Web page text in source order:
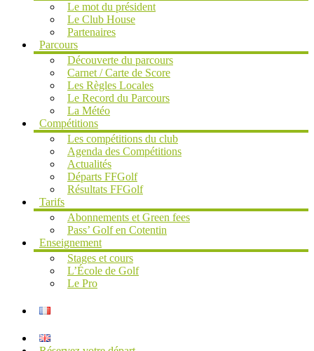
Le mot du président
Le Club House
Partenaires
Parcours
Découverte du parcours
Carnet / Carte de Score
Les Règles Locales
Le Record du Parcours
La Météo
Compétitions
Les compétitions du club
Agenda des Compétitions
Actualités
Départs FFGolf
Résultats FFGolf
Tarifs
Abonnements et Green fees
Pass’ Golf en Cotentin
Enseignement
Stages et cours
L’École de Golf
Le Pro